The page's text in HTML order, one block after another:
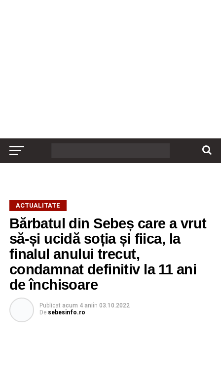
ACTUALITATE
Bărbatul din Sebeș care a vrut
să-și ucidă soția și fiica, la
finalul anului trecut,
condamnat definitiv la 11 ani
de închisoare
Publicat acum 4 aniîn 03.10.2022
De sebesinfo.ro